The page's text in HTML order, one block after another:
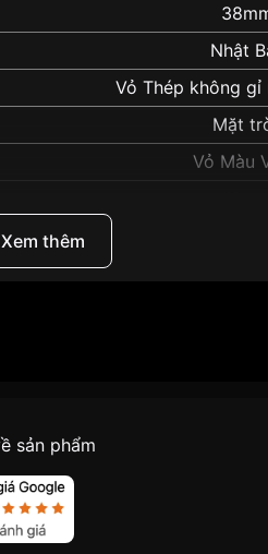
Nhật
Vỏ Thép không gỉ
Mặt
Vỏ Màu
38mm Nam SNKK74K1":
Xem thêm
sản phẩm